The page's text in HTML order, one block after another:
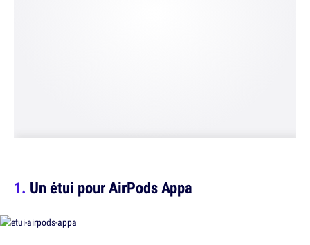
Un étui pour AirPods Appa